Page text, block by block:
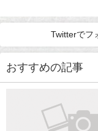
Twitterでフ
おすすめの記事